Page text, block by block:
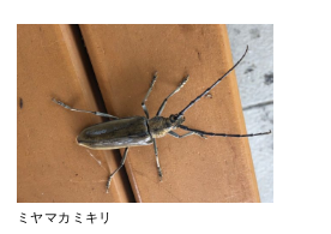
ミヤマカミキリ